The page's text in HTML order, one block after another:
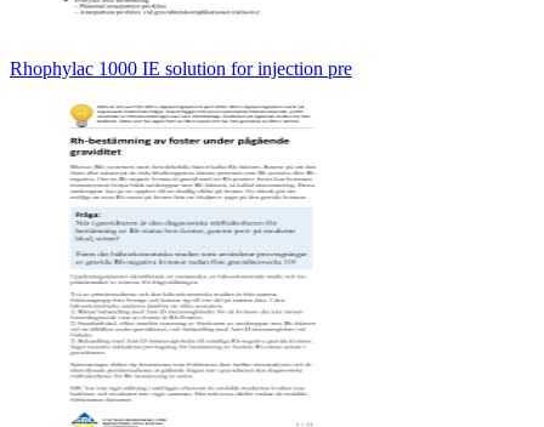
Rhophylac 1000 IE solution for injection pre